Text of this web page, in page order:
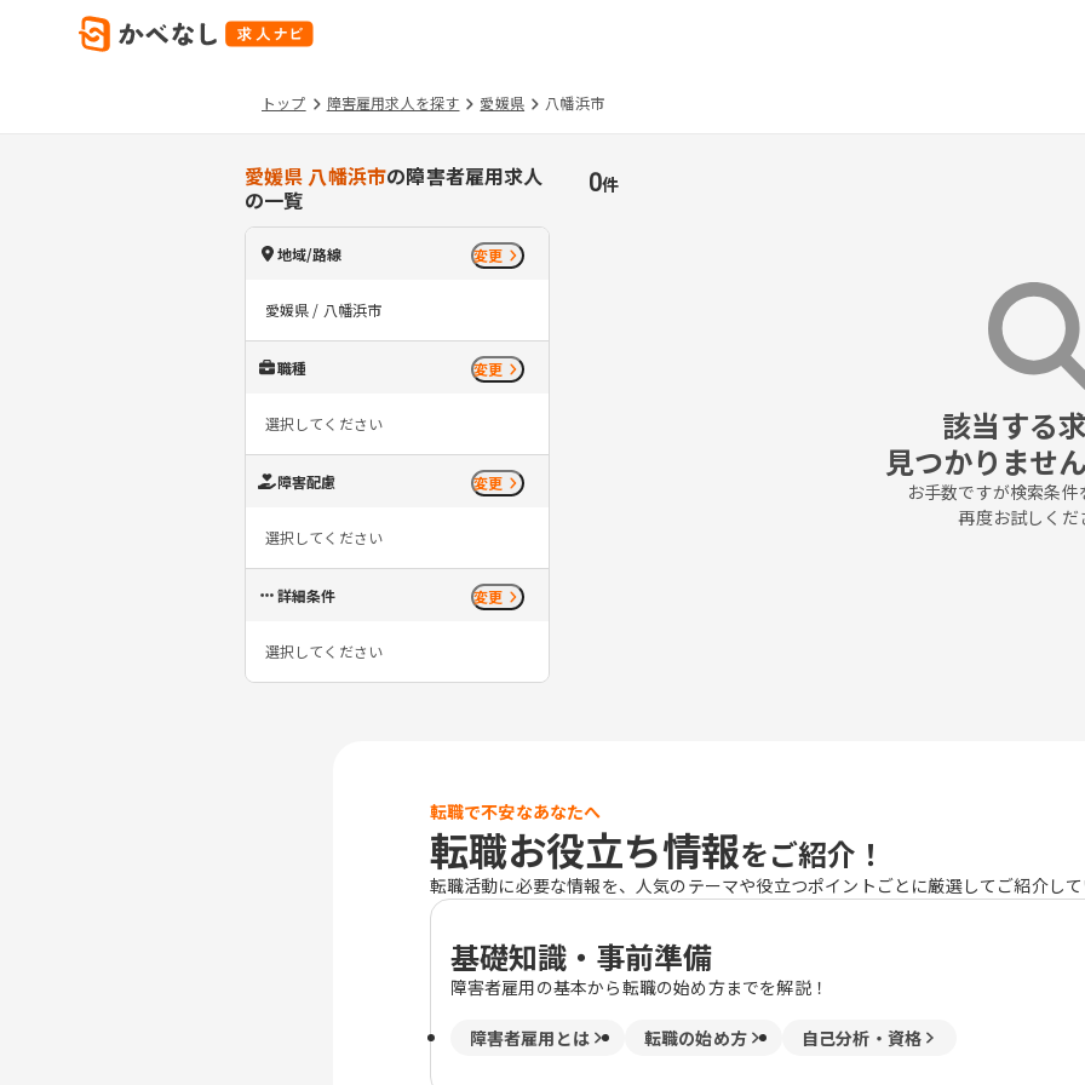
トップ 障害雇用求人を探す 愛媛県 八幡浜市
愛媛県 八幡浜市の障害者雇用求人
の一覧
地域/路線 変更
愛媛県 / 八幡浜市
職種 変更
選択してください
障害配慮 変更
選択してください
詳細条件 変更
選択してください
0件
該当する
見つかりませ
お手数ですが検索条
再度お試しくだ
転職で不安なあなたへ
転職お役立ち情報をご紹介！
転職活動に必要な情報を、人気のテーマや役立つポイントごとに厳選してご紹介し
基礎知識・事前準備
障害者雇用の基本から転職の始め方までを解説！
障害者雇用とは 転職の始め方 自己分析・資格